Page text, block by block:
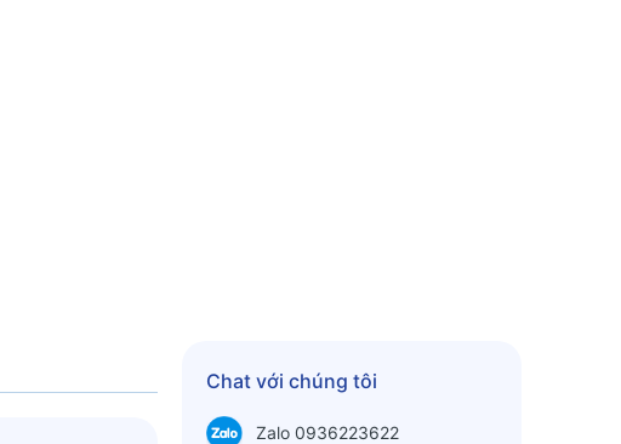
Chat với chúng tôi
Zalo 0936223622